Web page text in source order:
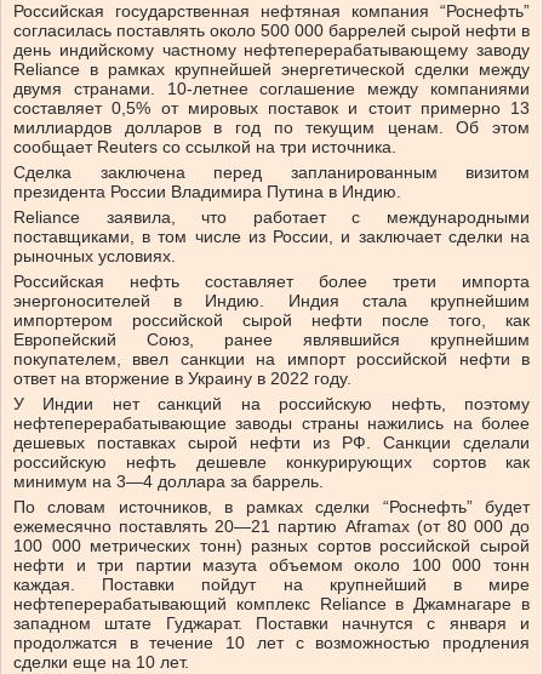
Российская государственная нефтяная компания “Роснефть”
согласилась поставлять около 500 000 баррелей сырой нефти в
день индийскому частному нефтеперерабатывающему заводу
Reliance в рамках крупнейшей энергетической сделки между
двумя странами. 10-летнее соглашение между компаниями
составляет 0,5% от мировых поставок и стоит примерно 13
миллиардов долларов в год по текущим ценам. Об этом
сообщает Reuters со ссылкой на три источника.
Сделка заключена перед запланированным визитом
президента России Владимира Путина в Индию.
Reliance заявила, что работает с международными
поставщиками, в том числе из России, и заключает сделки на
рыночных условиях.
Российская нефть составляет более трети импорта
энергоносителей в Индию. Индия стала крупнейшим
импортером российской сырой нефти после того, как
Европейский Союз, ранее являвшийся крупнейшим
покупателем, ввел санкции на импорт российской нефти в
ответ на вторжение в Украину в 2022 году.
У Индии нет санкций на российскую нефть, поэтому
нефтеперерабатывающие заводы страны нажились на более
дешевых поставках сырой нефти из РФ. Санкции сделали
российскую нефть дешевле конкурирующих сортов как
минимум на 3—4 доллара за баррель.
По словам источников, в рамках сделки “Роснефть” будет
ежемесячно поставлять 20—21 партию Aframax (от 80 000 до
100 000 метрических тонн) разных сортов российской сырой
нефти и три партии мазута объемом около 100 000 тонн
каждая. Поставки пойдут на крупнейший в мире
нефтеперерабатывающий комплекс Reliance в Джамнагаре в
западном штате Гуджарат. Поставки начнутся с января и
продолжатся в течение 10 лет с возможностью продления
сделки еще на 10 лет.